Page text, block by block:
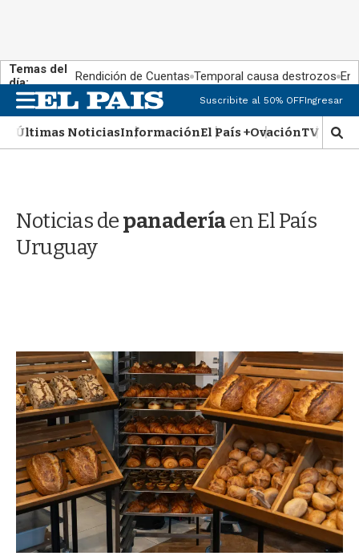
Temas del
día:
Rendición de Cuentas Temporal causa destrozos En
M
e
n
u
Suscribite al 50% OFFIngresar
Últimas NoticiasInformaciónEl País +OvaciónTV Show
M
o
d
a
Noticias depanaderíaen El País
Uruguay